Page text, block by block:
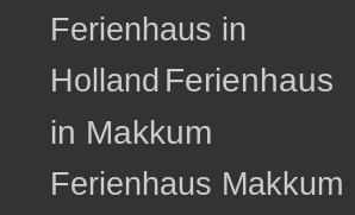
Ferienhaus in
Holland Ferienhaus
in Makkum
Ferienhaus Makkum